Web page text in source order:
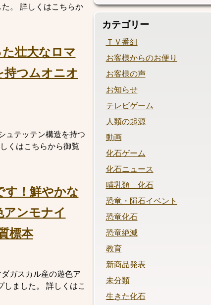
。 詳しくはこちらか
壮大なロマ
持つムオニオ
ュテッテン構造を持つ
くはこちらから御覧
す！鮮やかな
ンモナイ
標本
ガスカル産の遊色ア
ました。 詳しくはこ
カテゴリー
ＴＶ番組
お客様からのお便り
お客様の声
お知らせ
テレビゲーム
人類の起源
動画
化石ゲーム
化石ニュース
哺乳類 化石
恐竜・隕石イベント
恐竜化石
恐竜絶滅
教育
新商品発表
未分類
生きた化石